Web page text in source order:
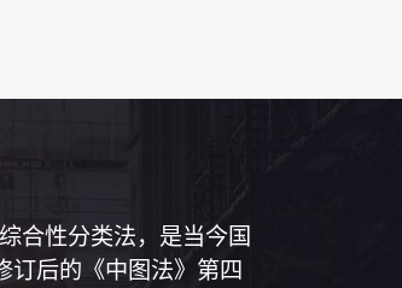
合性分类法，是当今国
订后的《中图法》第四